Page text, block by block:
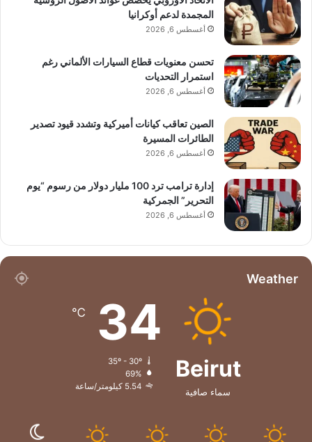
المجمدة لدعم أوكرانيا
أغسطس 6, 2026
تحسن معنويات قطاع السيارات الألماني رغم
استمرار التحديات
أغسطس 6, 2026
الصين تعاقب كيانات أميركية وتشدد قيود تصدير
الطائرات المسيرة
أغسطس 6, 2026
إدارة ترامب ترد 100 مليار دولار من رسوم “يوم
التحرير” الجمركية
أغسطس 6, 2026
Weather
Beirut
سماء صافية
34
℃
35º - 30º
69%
5.54 كيلومتر/ساعة